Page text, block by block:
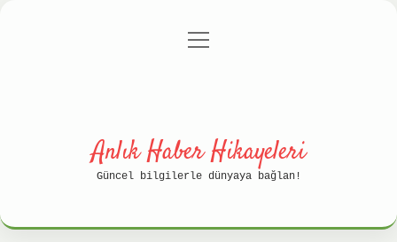
Gizlilik Politikası
menüyü
Anlık Haber Hikayeleri
Güncel bilgilerle dünyaya bağlan!